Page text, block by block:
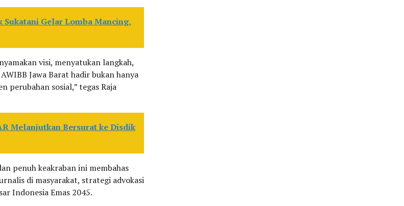
Sukatani Gelar Lomba Mancing,
visi, menyatukan langkah,
Jawa Barat hadir bukan hanya
perubahan sosial,” tegas Raja
Melanjutkan Bersurat ke Disdik
penuh keakraban ini membahas
di masyarakat, strategi advokasi
Indonesia Emas 2045.